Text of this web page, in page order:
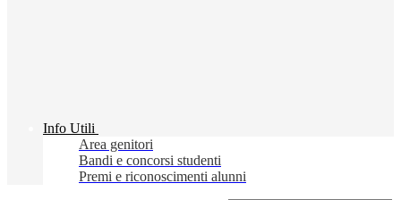
Info Utili
Area genitori
Bandi e concorsi studenti
Premi e riconoscimenti alunni